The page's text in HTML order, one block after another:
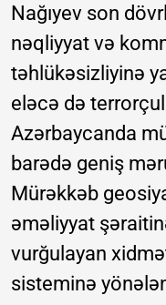
Nağıyev son
nəqliyyat və
təhlükəsizliyinə
eləcə də
Azərbaycanda
barədə geniş
Mürəkkəb
əməliyyat
vurğulayan
sisteminə